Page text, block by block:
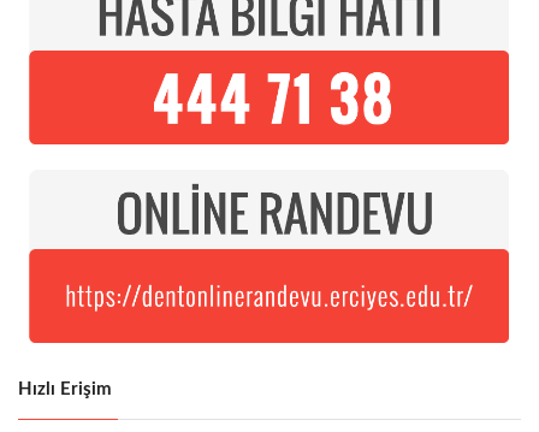
Hızlı Erişim